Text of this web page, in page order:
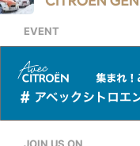
EVENT